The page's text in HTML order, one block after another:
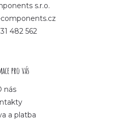
s.r.o.
482 562
pro vás
nás
a platba